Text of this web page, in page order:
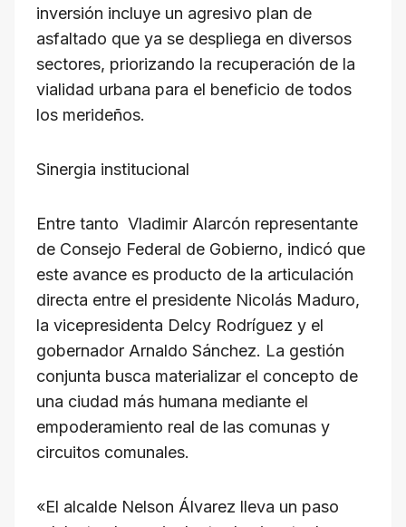
inversión incluye un agresivo plan de
asfaltado que ya se despliega en diversos
sectores, priorizando la recuperación de la
vialidad urbana para el beneficio de todos
los merideños.
Sinergia institucional
Entre tanto Vladimir Alarcón representante
de Consejo Federal de Gobierno, indicó que
este avance es producto de la articulación
directa entre el presidente Nicolás Maduro,
la vicepresidenta Delcy Rodríguez y el
gobernador Arnaldo Sánchez. La gestión
conjunta busca materializar el concepto de
una ciudad más humana mediante el
empoderamiento real de las comunas y
circuitos comunales.
«El alcalde Nelson Álvarez lleva un paso